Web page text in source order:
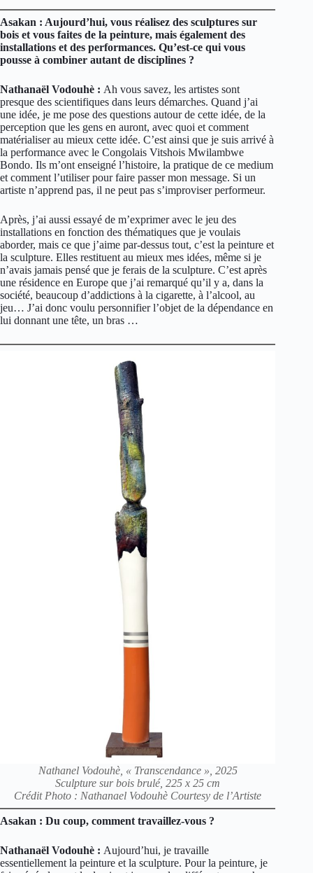
Asakan : Aujourd’hui, vous réalisez des sculptures sur
bois et vous faites de la peinture, mais également des
installations et des performances. Qu’est-ce qui vous
pousse à combiner autant de disciplines ?
Nathanaël Vodouhè : Ah vous savez, les artistes sont
presque des scientifiques dans leurs démarches. Quand j’ai
une idée, je me pose des questions autour de cette idée, de la
perception que les gens en auront, avec quoi et comment
matérialiser au mieux cette idée. C’est ainsi que je suis arrivé à
la performance avec le Congolais Vitshois Mwilambwe
Bondo. Ils m’ont enseigné l’histoire, la pratique de ce medium
et comment l’utiliser pour faire passer mon message. Si un
artiste n’apprend pas, il ne peut pas s’improviser performeur.
Après, j’ai aussi essayé de m’exprimer avec le jeu des
installations en fonction des thématiques que je voulais
aborder, mais ce que j’aime par-dessus tout, c’est la peinture et
la sculpture. Elles restituent au mieux mes idées, même si je
n’avais jamais pensé que je ferais de la sculpture. C’est après
une résidence en Europe que j’ai remarqué qu’il y a, dans la
société, beaucoup d’addictions à la cigarette, à l’alcool, au
jeu… J’ai donc voulu personnifier l’objet de la dépendance en
lui donnant une tête, un bras …
Nathanel Vodouhè, « Transcendance », 2025
Sculpture sur bois brulé, 225 x 25 cm
Crédit Photo : Nathanael Vodouhè Courtesy de l’Artiste
Asakan : Du coup, comment travaillez-vous ?
Nathanaël Vodouhè : Aujourd’hui, je travaille
essentiellement la peinture et la sculpture. Pour la peinture, je